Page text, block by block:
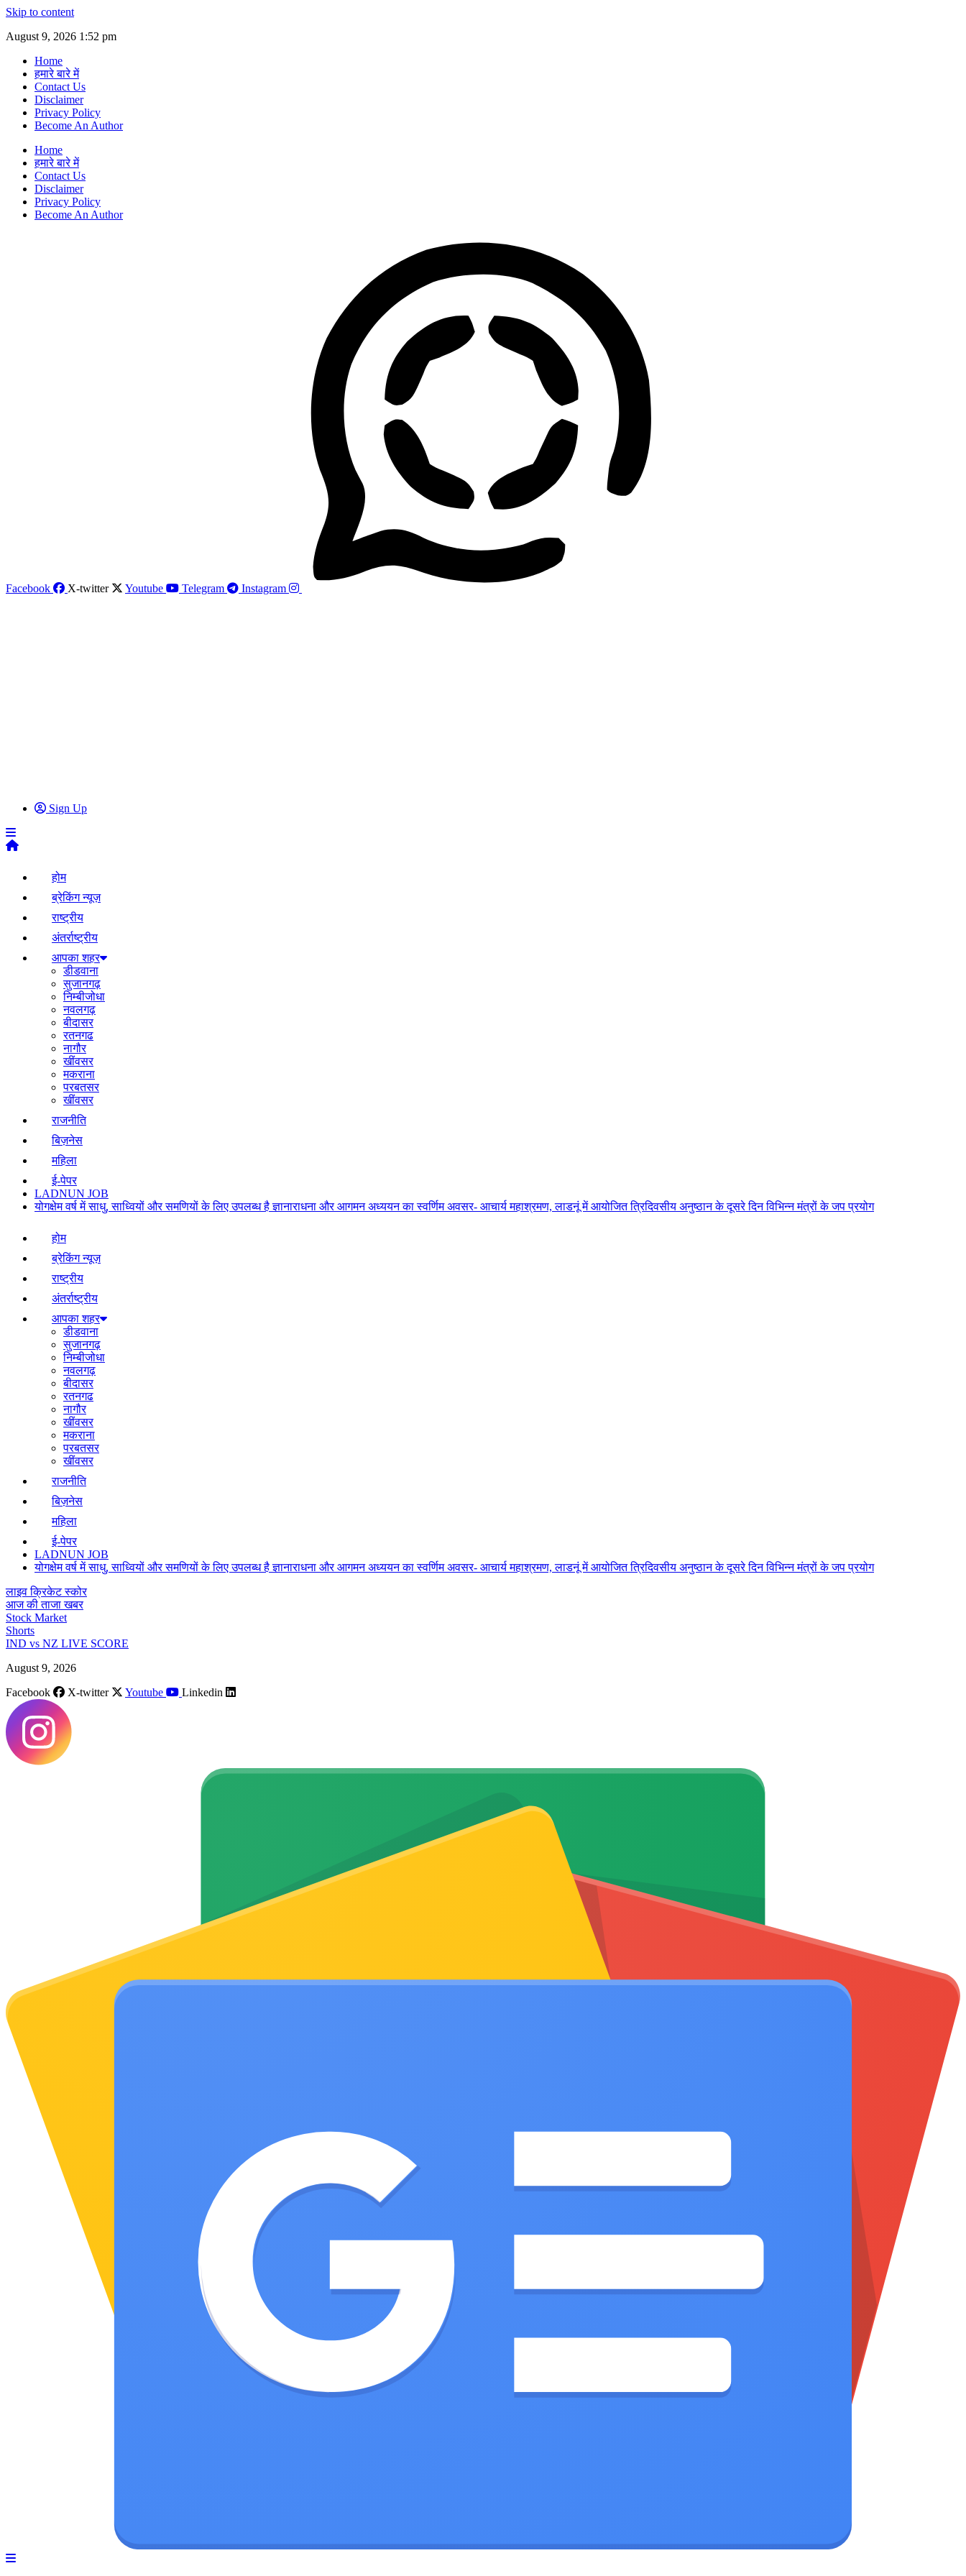
Skip to content
August 9, 2026 1:52 pm
Home
हमारे बारे में
Contact Us
Disclaimer
Privacy Policy
Become An Author
Home
हमारे बारे में
Contact Us
Disclaimer
Privacy Policy
Become An Author
Facebook X-twitter Youtube Telegram Instagram
Sign Up
होम
ब्रेकिंग न्यूज़
राष्ट्रीय
अंतर्राष्ट्रीय
आपका शहर
डीडवाना
सुजानगढ़
निम्बीजोधा
नवलगढ़
बीदासर
रतनगढ
नागौर
खींवसर
मकराना
परबतसर
खींवसर
राजनीति
बिज़नेस
महिला
ई-पेपर
LADNUN JOB
योगक्षेम वर्ष में साधु, साध्वियों और समणियों के लिए उपलब्ध है ज्ञानाराधना और आगमन अध्ययन का स्वर्णिम अवसर- आचार्य महाश्रमण, लाडनूं में आयोजित त्रिदिवसीय अनुष्ठान के दूसरे दिन विभिन्न मंत्रों के जप प्रयोग
होम
ब्रेकिंग न्यूज़
राष्ट्रीय
अंतर्राष्ट्रीय
आपका शहर
डीडवाना
सुजानगढ़
निम्बीजोधा
नवलगढ़
बीदासर
रतनगढ
नागौर
खींवसर
मकराना
परबतसर
खींवसर
राजनीति
बिज़नेस
महिला
ई-पेपर
LADNUN JOB
योगक्षेम वर्ष में साधु, साध्वियों और समणियों के लिए उपलब्ध है ज्ञानाराधना और आगमन अध्ययन का स्वर्णिम अवसर- आचार्य महाश्रमण, लाडनूं में आयोजित त्रिदिवसीय अनुष्ठान के दूसरे दिन विभिन्न मंत्रों के जप प्रयोग
लाइव क्रिकेट स्कोर
आज की ताजा खबर
Stock Market
Shorts
IND vs NZ LIVE SCORE
August 9, 2026
Facebook
X-twitter Youtube Linkedin